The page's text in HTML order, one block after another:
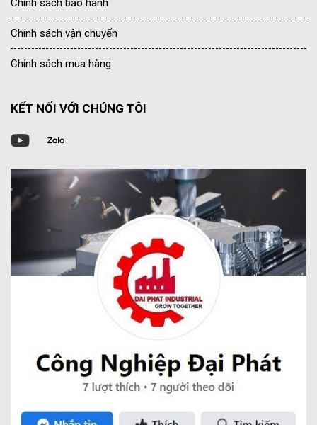
Chính sách vận chuyển
Chính sách mua hàng
KẾT NỐI VỚI CHÚNG TÔI